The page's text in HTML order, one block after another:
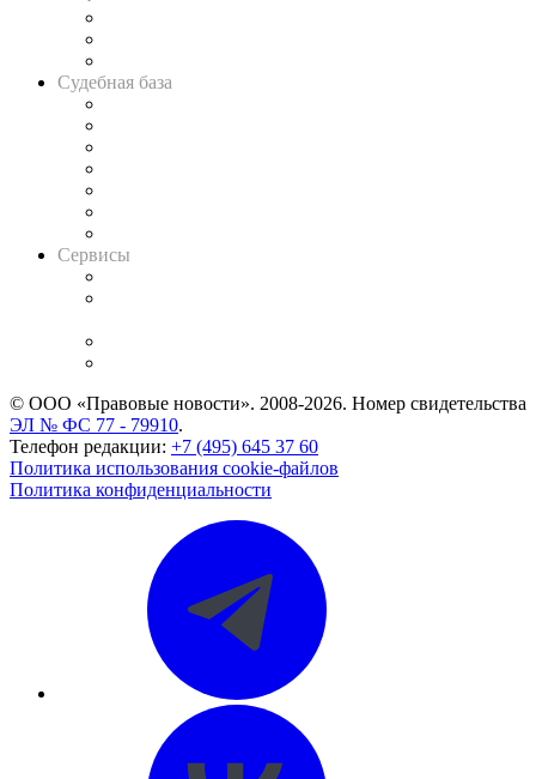
Судебная база
Сервисы
© ООО «Правовые новости». 2008-2026. Номер свидетельства
ЭЛ № ФС 77 - 79910.
Телефон редакции: +7 (495) 645 37 60
Политика использования cookie-файлов
Политика конфиденциальности